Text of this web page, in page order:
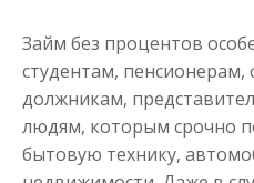
Займ напрямую
Сумма
Займ без процентов
студентам, пенсионерам,
должникам,
людям, которым срочно
бытовую технику,